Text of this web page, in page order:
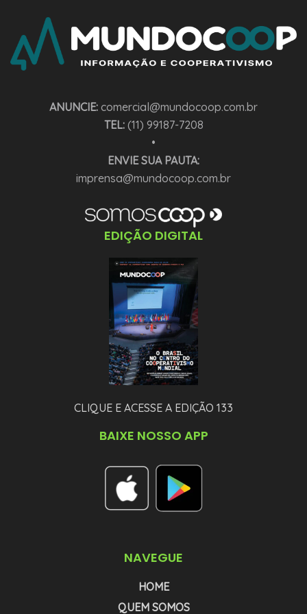
ANUNCIE: comercial@mundocoop.com.br
TEL:(11) 99187-7208
•
ENVIE SUA PAUTA:
imprensa@mundocoop.com.br
EDIÇÃO DIGITAL
CLIQUE E ACESSE A EDIÇÃO 133
BAIXE NOSSO APP
NAVEGUE
HOME
QUEM SOMOS